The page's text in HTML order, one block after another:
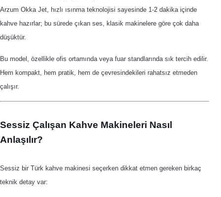
Arzum Okka Jet, hızlı ısınma teknolojisi sayesinde 1-2 dakika içinde
kahve hazırlar; bu sürede çıkan ses, klasik makinelere göre çok daha
düşüktür.
Bu model, özellikle ofis ortamında veya fuar standlarında sık tercih edilir.
Hem kompakt, hem pratik, hem de çevresindekileri rahatsız etmeden
çalışır.
Sessiz Çalışan Kahve Makineleri Nasıl
Anlaşılır?
Sessiz bir Türk kahve makinesi seçerken dikkat etmen gereken birkaç
teknik detay var: